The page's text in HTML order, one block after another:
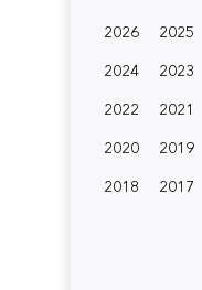
2026
2025
2024
2023
2022
2021
2020
2019
2018
2017